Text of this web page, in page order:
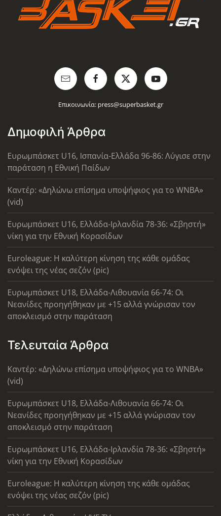
Επικοινωνία: press@superbasket.gr
Δημοφιλή Άρθρα
Ευρωμπάσκετ U16, Ισπανία-Ελλάδα 96-86: Λύγισε στην
παράταση η Εθνική Παίδων
Καντέρ: «Δηλώνω επίσημα υποψήφιος για το WNBA»
(vid)
Ευρωμπάσκετ U16, Ελλάδα-Ιρλανδία 78-36: «Σβηστή»
νίκη για την Εθνική Κορασίδων
Euroleague: Η καλύτερη κίνηση της κάθε ομάδας
ενόψει της νέας σεζόν (pic)
Ευρωμπάσκετ U18, Ελλάδα-Λιθουανία 66-74: Οι
Νεανίδες προηγήθηκαν με +15 αλλά γνώρισαν τον
αποκλεισμό στην παράταση
Τελευταία Άρθρα
Καντέρ: «Δηλώνω επίσημα υποψήφιος για το WNBA»
(vid)
Ευρωμπάσκετ U18, Ελλάδα-Λιθουανία 66-74: Οι
Νεανίδες προηγήθηκαν με +15 αλλά γνώρισαν τον
αποκλεισμό στην παράταση
Ευρωμπάσκετ U16, Ελλάδα-Ιρλανδία 78-36: «Σβηστή»
νίκη για την Εθνική Κορασίδων
Euroleague: Η καλύτερη κίνηση της κάθε ομάδας
ενόψει της νέας σεζόν (pic)